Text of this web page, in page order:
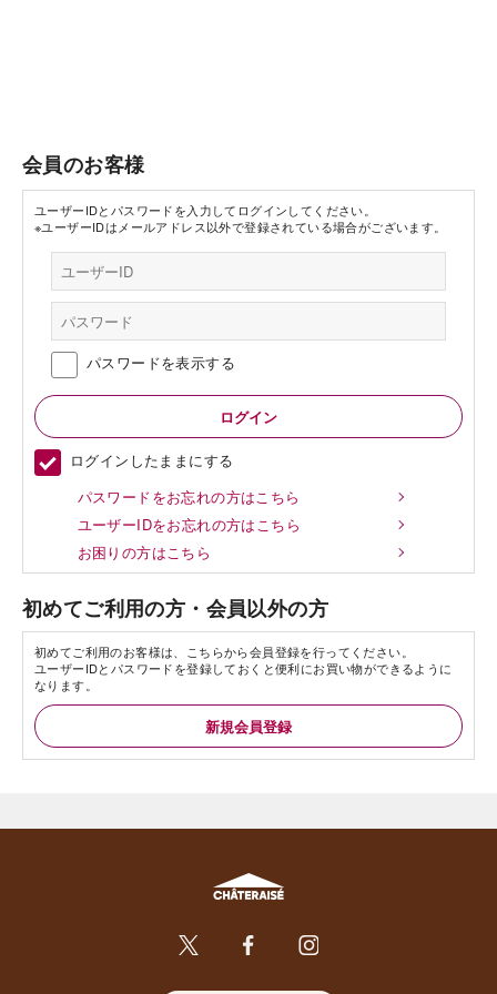
会員のお客様
ユーザーIDとパスワードを入力してログインしてください。
※ユーザーIDはメールアドレス以外で登録されている場合がございます。
パスワードを表示する
ログインしたままにする
パスワードをお忘れの方はこちら
ユーザーIDをお忘れの方はこちら
お困りの方はこちら
初めてご利用の方・会員以外の方
初めてご利用のお客様は、こちらから会員登録を行ってください。
ユーザーIDとパスワードを登録しておくと便利にお買い物ができるように
なります。